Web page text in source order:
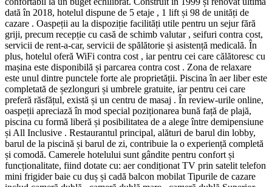
dată în 2018, hotelul dispune de 5 etaje , 1 lift și 98 de unități de
cazare . Oaspeții au la dispoziție facilități utile pentru un sejur fără
griji, precum recepție cu casă de schimb valutar , seifuri contra cost,
servicii de rent-a-car, servicii de spălătorie și asistență medicală. În
plus, hotelul oferă WiFi contra cost , iar pentru cei care călătoresc cu
mașina este disponibilă și parcarea contra cost . Zona de relaxare
este unul dintre punctele forte ale proprietății. Piscina în aer liber este
completată de șezlonguri și umbrele gratuite, iar pentru cei care
preferă răsfățul, există și un centru de masaj . În review-urile online,
oaspeții apreciază în mod special poziționarea bună față de plajă,
piscina cu formă liberă și posibilitatea de a alege între demipensiune
și All Inclusive . Restaurantul principal, alături de barul din lobby,
barul de la piscină și barul de zi, contribuie la o experiență completă
și comodă. Camerele hotelului sunt gândite pentru confort și
funcționalitate, fiind dotate cu: aer condiționat TV prin satelit telefon
mini frigider baie cu duș și cadă balcon mobilat Tipurile de cazare